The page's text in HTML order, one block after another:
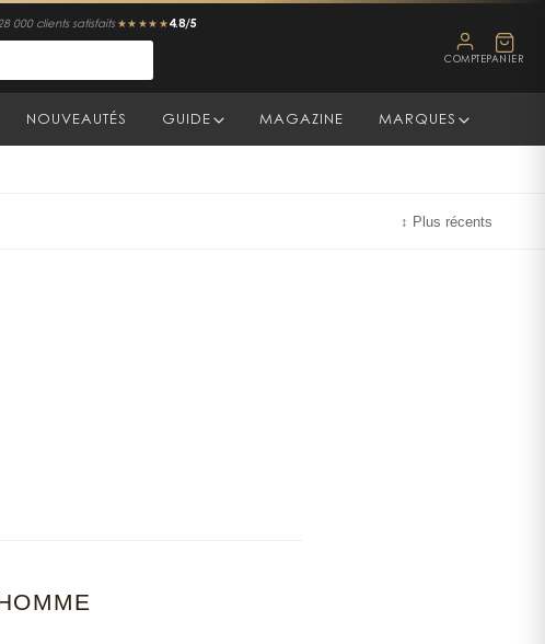
000 clients satisfaits ★★★★★ 4.8/5
COMPTE PANIER
NOUVEAUTÉS GUIDE MAGAZINE MARQUES
↕ Plus récents